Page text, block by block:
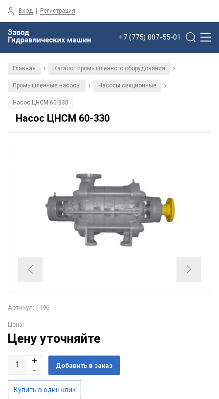
Вход | Регистрация
+7 (775) 007-55-01
Главная / Каталог промышленного оборудования /
Промышленные насосы / Насосы секционные /
Насос ЦНСМ 60-330
Насос ЦНСМ 60-330
Артикул: 1196
Цена:
Цену уточняйте